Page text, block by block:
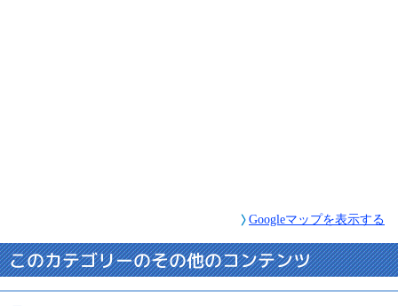
Googleマップを表示する
このカテゴリーのその他のコンテンツ